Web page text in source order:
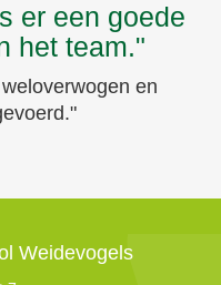
er een goede
het team."
en
Weidevogels